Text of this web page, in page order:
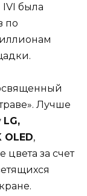
IVI была
по
Лучше
LG,
OLED,
за счет